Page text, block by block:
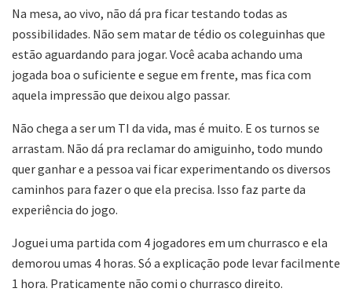
Na mesa, ao vivo, não dá pra ficar testando todas as
possibilidades. Não sem matar de tédio os coleguinhas que
estão aguardando para jogar. Você acaba achando uma
jogada boa o suficiente e segue em frente, mas fica com
aquela impressão que deixou algo passar.
Não chega a ser um TI da vida, mas é muito. E os turnos se
arrastam. Não dá pra reclamar do amiguinho, todo mundo
quer ganhar e a pessoa vai ficar experimentando os diversos
caminhos para fazer o que ela precisa. Isso faz parte da
experiência do jogo.
Joguei uma partida com 4 jogadores em um churrasco e ela
demorou umas 4 horas. Só a explicação pode levar facilmente
1 hora. Praticamente não comi o churrasco direito.